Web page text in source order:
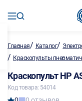
Главная/ Каталог/
/ Краскопульты
Краскопульт HP
Код товара: 54014